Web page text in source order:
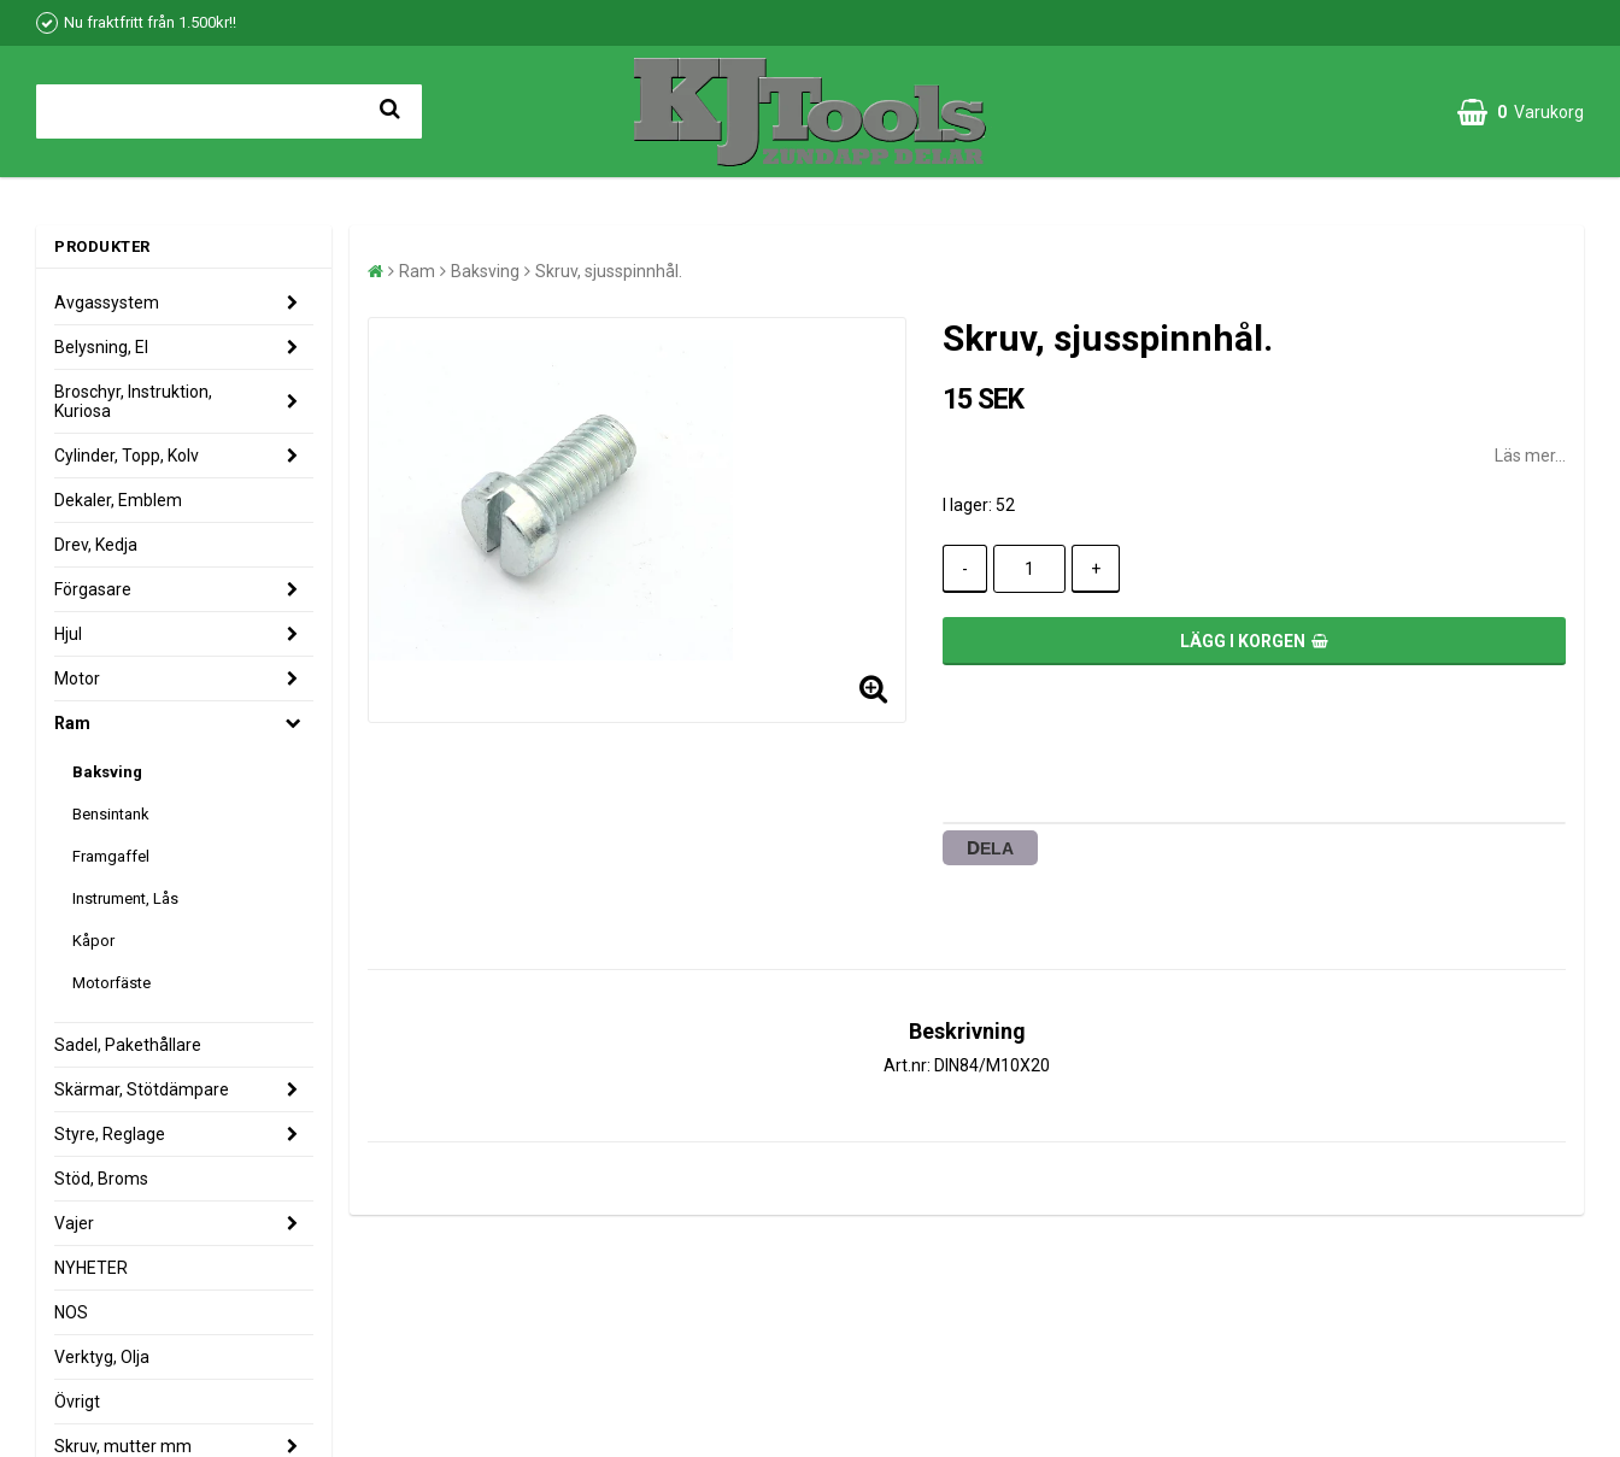
Nu fraktfritt från 1.500kr!!
0 Varukorg
PRODUKTER
Avgassystem
Belysning, El
Broschyr, Instruktion,
Kuriosa
Cylinder, Topp, Kolv
Dekaler, Emblem
Drev, Kedja
Förgasare
Hjul
Motor
Ram
Baksving
Bensintank
Framgaffel
Instrument, Lås
Kåpor
Motorfäste
Sadel, Pakethållare
Skärmar, Stötdämpare
Styre, Reglage
Stöd, Broms
Vajer
NYHETER
NOS
Verktyg, Olja
Övrigt
Skruv, mutter mm
Ram Baksving Skruv, sjusspinnhål.
Skruv, sjusspinnhål.
15 SEK
Läs mer...
I lager: 52
- +
LÄGG I KORGEN
DELA
Beskrivning
Art.nr: DIN84/M10X20